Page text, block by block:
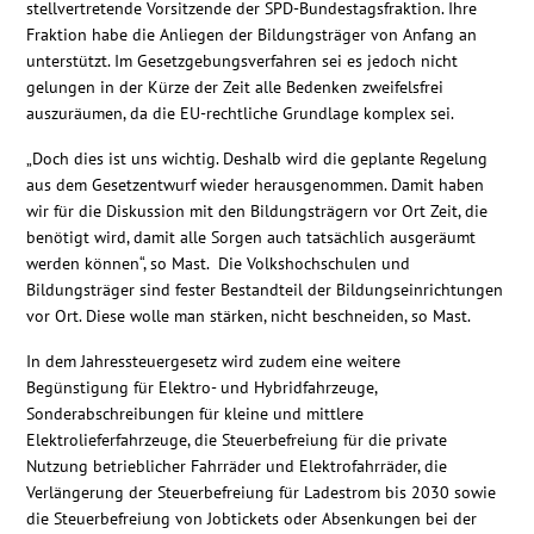
Kontakt
stellvertretende Vorsitzende der SPD-Bundestagsfraktion. Ihre
Fraktion habe die Anliegen der Bildungsträger von Anfang an
unterstützt. Im Gesetzgebungsverfahren sei es jedoch nicht
gelungen in der Kürze der Zeit alle Bedenken zweifelsfrei
auszuräumen, da die EU-rechtliche Grundlage komplex sei.
„Doch dies ist uns wichtig. Deshalb wird die geplante Regelung
aus dem Gesetzentwurf wieder herausgenommen. Damit haben
wir für die Diskussion mit den Bildungsträgern vor Ort Zeit, die
benötigt wird, damit alle Sorgen auch tatsächlich ausgeräumt
werden können“, so Mast. Die Volkshochschulen und
Bildungsträger sind fester Bestandteil der Bildungseinrichtungen
vor Ort. Diese wolle man stärken, nicht beschneiden, so Mast.
In dem Jahressteuergesetz wird zudem eine weitere
Begünstigung für Elektro- und Hybridfahrzeuge,
Sonderabschreibungen für kleine und mittlere
Elektrolieferfahrzeuge, die Steuerbefreiung für die private
Nutzung betrieblicher Fahrräder und Elektrofahrräder, die
Verlängerung der Steuerbefreiung für Ladestrom bis 2030 sowie
die Steuerbefreiung von Jobtickets oder Absenkungen bei der